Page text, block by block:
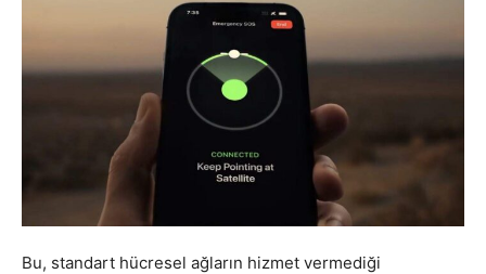
Bu, standart hücresel ağların hizmet vermediği